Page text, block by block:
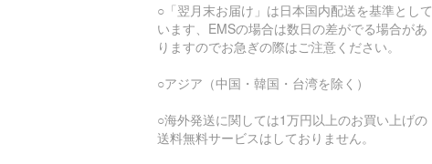
○「翌月末お届け」は日本国内配送を基準として
います、EMSの場合は数日の差がでる場合があ
りますのでお急ぎの際はご注意ください。
○アジア（中国・韓国・台湾を除く）
○海外発送に関しては1万円以上のお買い上げの
送料無料サービスはしておりません。